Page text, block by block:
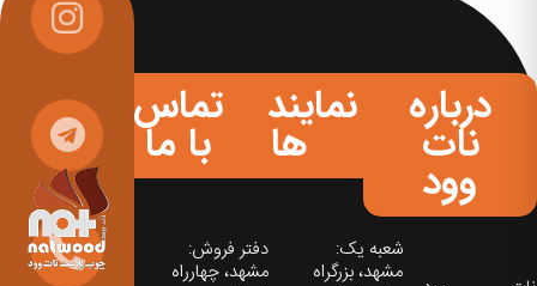
درباره
نات
وود
نمایندگی
ها
شعبه یک:
مشهد، بزرگراه
تماس
با ما
دفتر فروش:
مشهد، چهارراه